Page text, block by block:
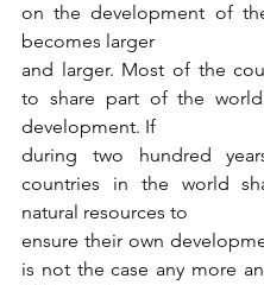
on the development of
becomes larger
and larger. Most of the
to share part of the
development. If
during two hundred
countries in the world
natural resources to
ensure their own
is not the case any more